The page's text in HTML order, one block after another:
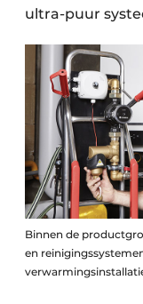
ultra-puur
Binnen de
en